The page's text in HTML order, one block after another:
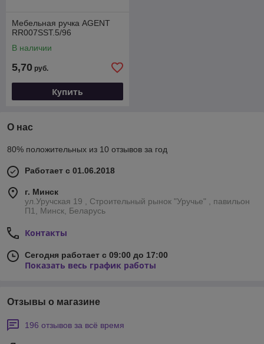
Мебельная ручка AGENT
RR007SST.5/96
В наличии
5,70 руб.
Купить
О нас
80% положительных из 10 отзывов за год
Работает с 01.06.2018
г. Минск
ул.Уручская 19 , Строительный рынок "Уручье" , павильон
П1, Минск, Беларусь
Контакты
Сегодня работает с 09:00 до 17:00
Показать весь график работы
Отзывы о магазине
196 отзывов за всё время